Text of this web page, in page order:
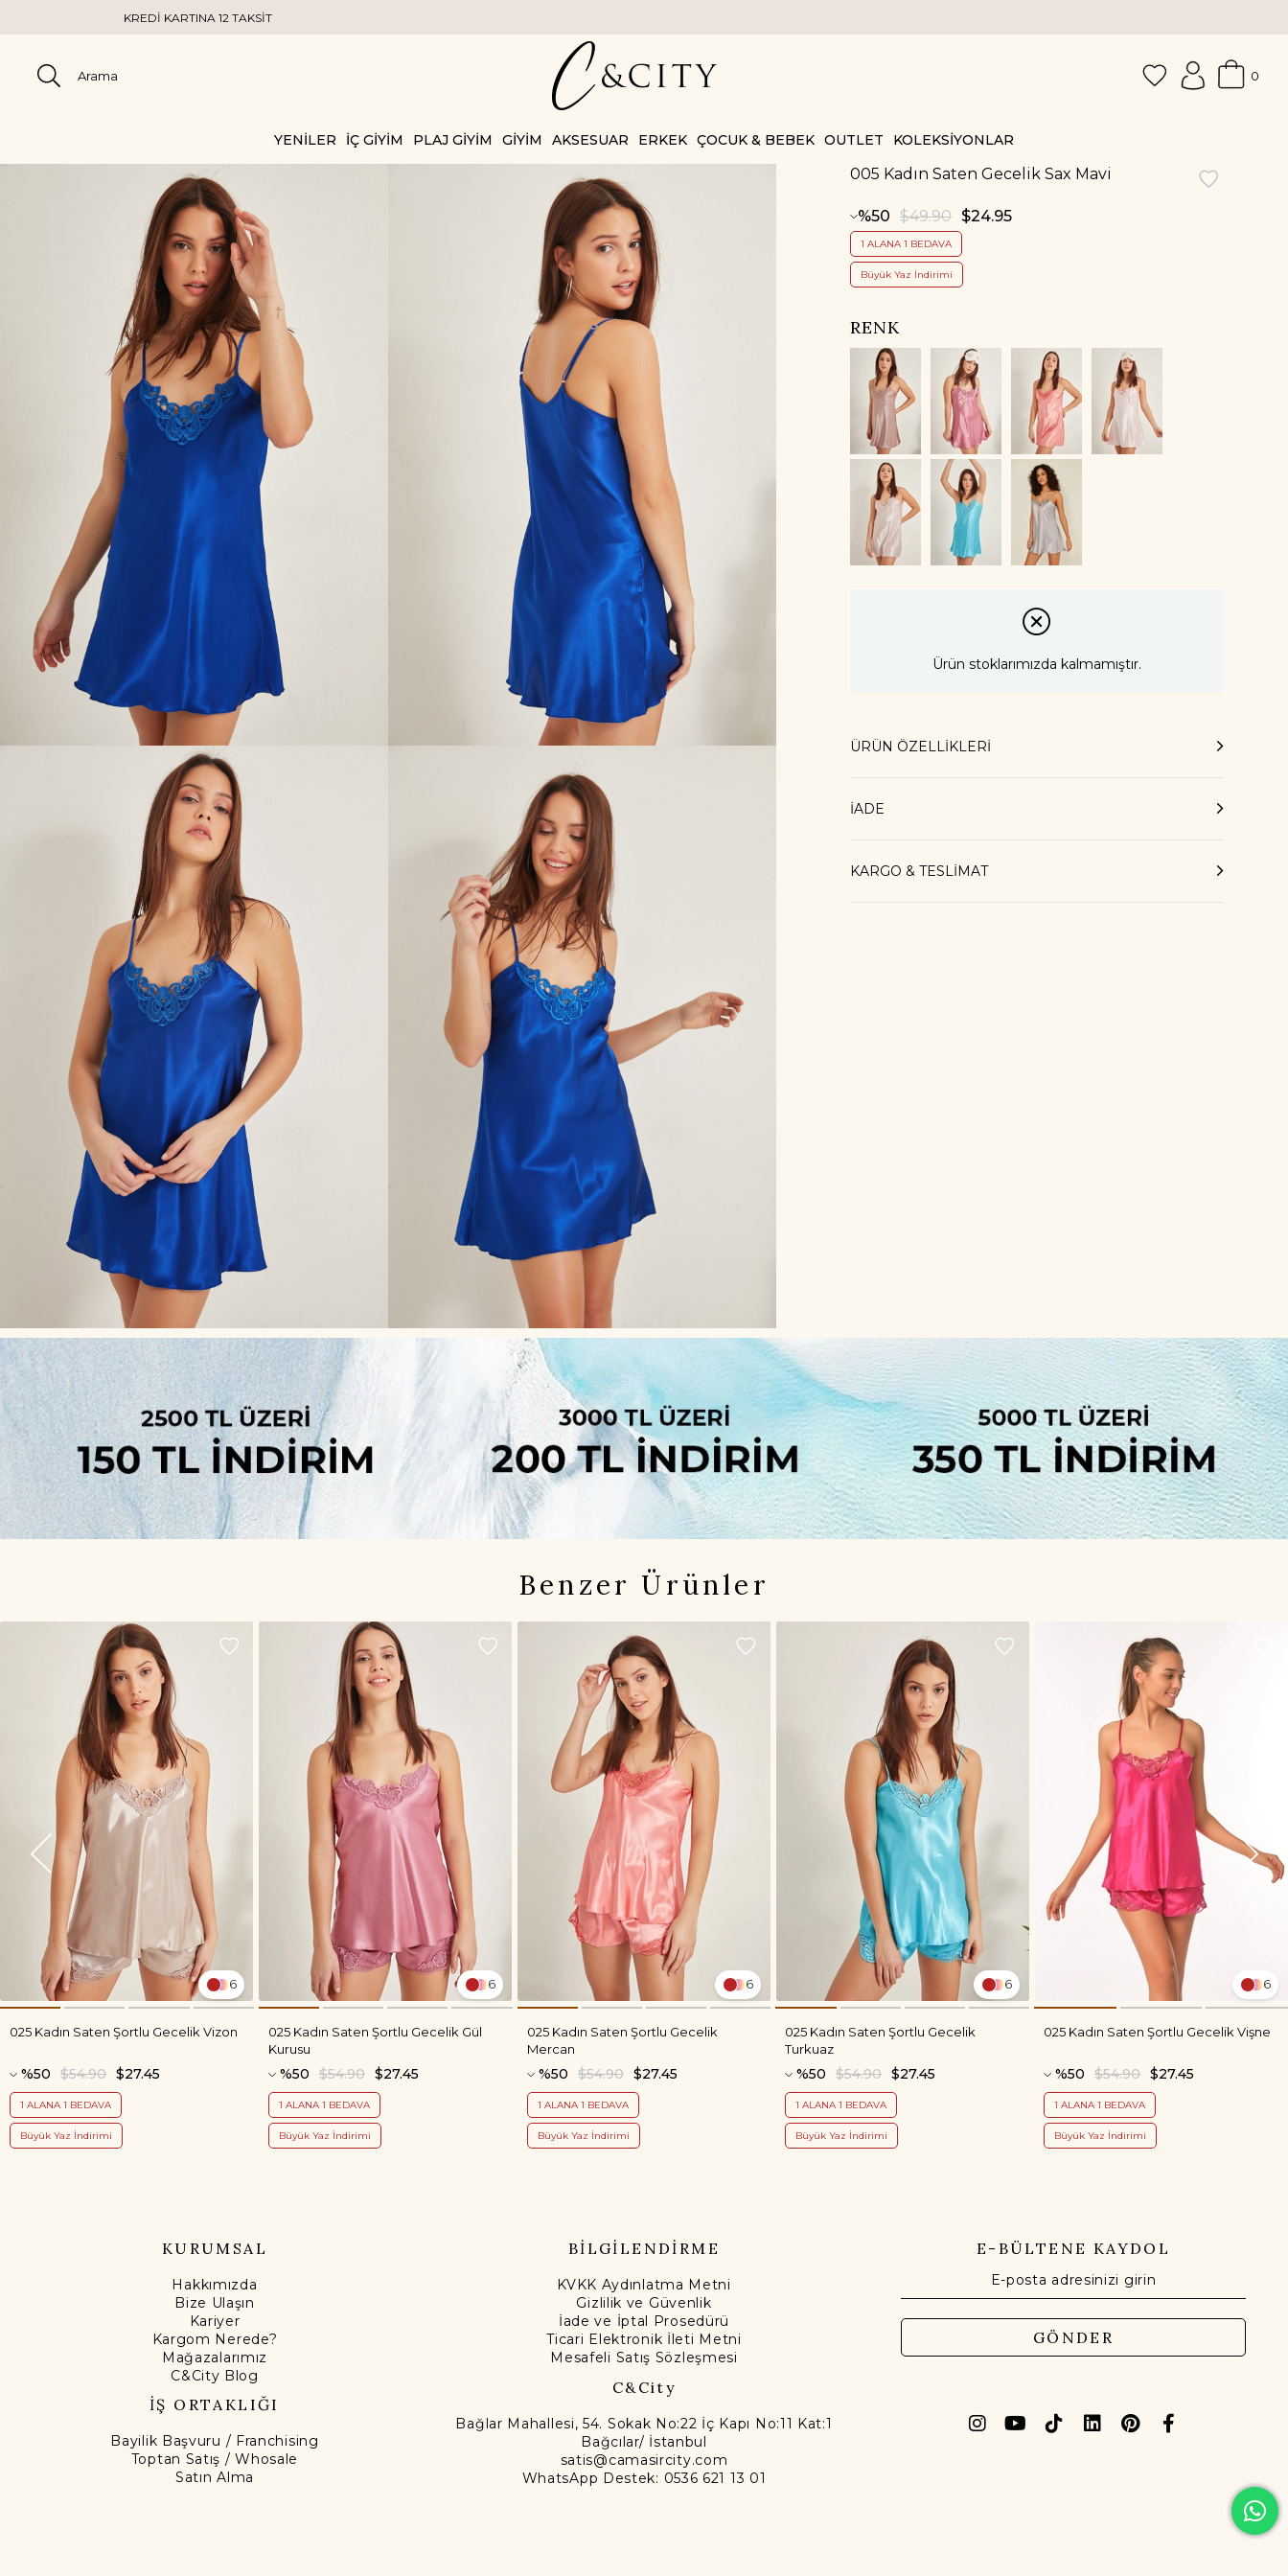
0
YENİLER İÇ GİYİM PLAJ GİYİM GİYİM AKSESUAR ERKEK ÇOCUK & BEBEK OUTLET KOLEKSİYONLAR
005 Kadın Saten Gecelik Sax Mavi
50 $49.90 $24.95
1 ALANA 1 BEDAVA
Büyük Yaz İndirimi
RENK
Ürün stoklarımızda kalmamıştır.
ÜRÜN ÖZELLIKLERI
İADE
KARGO & TESLİMAT
Benzer Ürünler
6
025 Kadın Saten Şortlu Gecelik Vizon
%50 $27.45
$54.90
1 ALANA 1 BEDAVA
Büyük Yaz İndirimi
6
025 Kadın Saten Şortlu Gecelik Gül
Kurusu
%50 $27.45
$54.90
1 ALANA 1 BEDAVA
Büyük Yaz İndirimi
6
025 Kadın Saten Şortlu Gecelik
Mercan
%50 $27.45
$54.90
1 ALANA 1 BEDAVA
Büyük Yaz İndirimi
6
025 Kadın Saten Şortlu Gecelik
Turkuaz
%50 $27.45
$54.90
1 ALANA 1 BEDAVA
Büyük Yaz İndirimi
6
025 Kadın Saten Şortlu Gecelik Vişne
%50 $27.45
$54.90
1 ALANA 1 BEDAVA
Büyük Yaz İndirimi
KURUMSAL
Hakkımızda
Bize Ulaşın
Kariyer
Kargom Nerede?
Mağazalarımız
C&City Blog
İŞ ORTAKLIĞI
Bayilik Başvuru / Franchising
Toptan Satış / Whosale
Satın Alma
BİLGİLENDİRME
KVKK Aydınlatma Metni
Gizlilik ve Güvenlik
İade ve İptal Prosedürü
Ticari Elektronik İleti Metni
Mesafeli Satış Sözleşmesi
C&City
Bağlar Mahallesi, 54. Sokak No:22 İç Kapı No:11 Kat:1
Bağcılar/ İstanbul
satis@camasircity.com
WhatsApp Destek: 0536 621 13 01
E-BÜLTENE KAYDOL
GÖNDER